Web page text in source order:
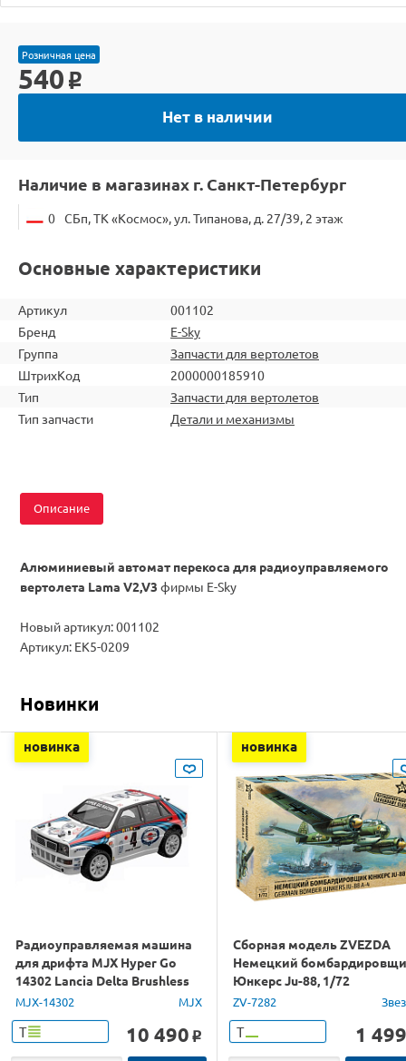
Розничная цена
540 o
Нет в наличии
Наличие в магазинах г. Санкт-Петербург
0 СБп, ТК «Космос», ул. Типанова, д. 27/39, 2 этаж
Основные характеристики
Артикул
001102
Бренд
E-Sky
Группа
Запчасти для вертолетов
ШтрихКод
2000000185910
Тип
Запчасти для вертолетов
Тип запчасти
Детали и механизмы
Описание
Алюминиевый автомат перекоса для радиоуправляемого
вертолета Lama V2,V3 фирмы E-Sky
Новый артикул: 001102
Артикул: EK5-0209
Новинки
новинка
Радиоуправляемая машина
для дрифта MJX Hyper Go
14302 Lancia Delta Brushless
4WD 2.4G LED 1/14 RTR
MJX-14302 MJX
Т 10 490 o
новинка
Сборная модель ZVEZDA
Немецкий
Юнкерс Ju-88, 1/72
ZV-7282
Т 1 499